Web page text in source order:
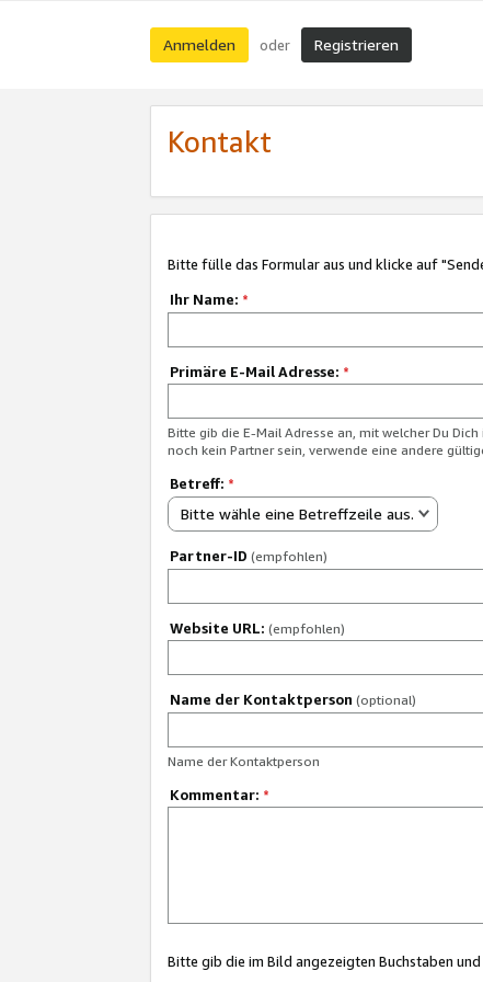
Anmelden oder Registrieren
Kontakt
Bitte fülle das Formular aus und klicke auf
Ihr Name: *
Primäre E-Mail Adresse: *
Bitte gib die E-Mail Adresse an, mit welcher Du
noch kein Partner sein, verwende eine andere
Betreff: *
Bitte wähle eine Betreffzeile aus.
Partner-ID (empfohlen)
Website URL: (empfohlen)
Name der Kontaktperson (optional)
Name der Kontaktperson
Kommentar: *
Bitte gib die im Bild angezeigten Buchstaben